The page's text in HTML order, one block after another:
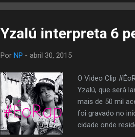
Yzalú interpreta 6
Por NP - abril 30, 2015
O Video Clip
Yzalú, que será
mais de 50 mil
foi gravado no
cidade onde